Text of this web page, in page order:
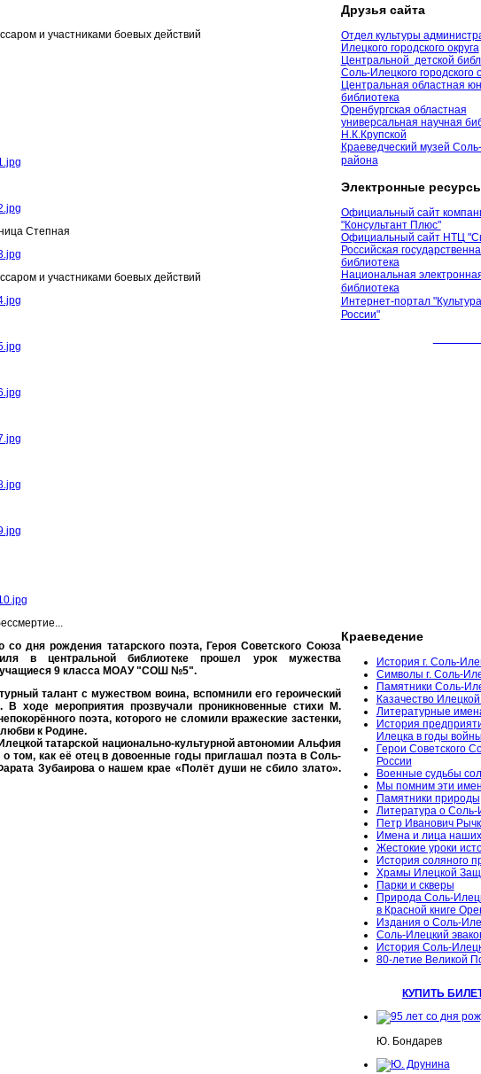
и участниками боевых действий
Степная
и участниками боевых действий
дня рождения татарского поэта, Героя Советского Союза
в центральной библиотеке прошел урок мужества
учащиеся 9 класса МОАУ "СОШ №5".
талант с мужеством воина, вспомнили его героический
В ходе мероприятия прозвучали проникновенные стихи М.
поэта, которого не сломили вражеские застенки,
к Родине.
татарской национально-культурной автономии Альфия
том, как её отец в довоенные годы приглашал поэта в Соль-
Зубаирова о нашем крае «Полёт души не сбило злато».
Краеведение
История г. Соль-
Символы г. Соль-
Памятники Соль-
Казачество
Литературные
История
Илецка в годы войны
Герои Советского
России
Военные судьбы
Мы помним эти
Памятники природы
Литература о Соль-
Петр Иванович
Имена и лица
Жестокие уроки
История соляного
Храмы Илецкой
Парки и скверы
Природа Соль-
в Красной книге
Издания о Соль-
Соль-Илецкий
История Соль-
80-летие Великой
КУПИТЬ
Ю. Бондарев
Друзья сайта
Отдел культуры
Илецкого городского округа
Центральной детской
Соль-Илецкого городского
Центральная областная
библиотека
Оренбургская областная
универсальная научная
Н.К.Крупской
Краеведческий музей
района
Электронные
Официальный сайт
"Консультант Плюс"
Официальный сайт НТЦ
Российская
библиотека
Национальная
библиотека
Интернет-портал
России"